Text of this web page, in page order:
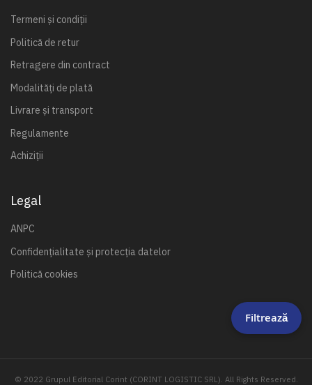
Termeni și condiții
Politică de retur
Retragere din contract
Modalități de plată
Livrare și transport
Regulamente
Achiziții
Legal
ANPC
Confidențialitate și protecția datelor
Politică cookies
© 2022 Grupul Editorial Corint (CORINT LOGISTIC SRL). All Rights Reserved.
Filtrează